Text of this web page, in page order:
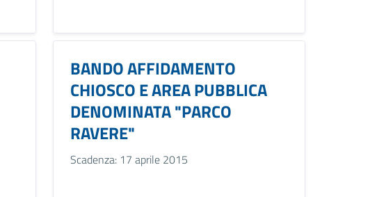
BANDO AFFIDAMENTO
CHIOSCO E AREA PUBBLICA
DENOMINATA "PARCO
RAVERE"
Scadenza: 17 aprile 2015